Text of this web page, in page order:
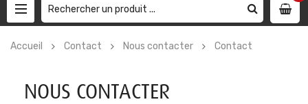
Accueil Contact Nous contacter Contact
NOUS CONTACTER